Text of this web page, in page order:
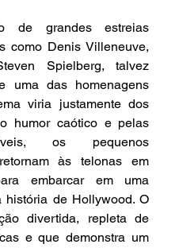
de grandes estreias
como Denis Villeneuve,
Spielberg, talvez
uma das homenagens
viria justamente dos
humor caótico e pelas
os pequenos
às telonas em
embarcar em uma
história de Hollywood. O
divertida, repleta de
e que demonstra um